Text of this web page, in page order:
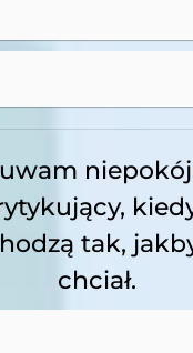
tak,
chciał.